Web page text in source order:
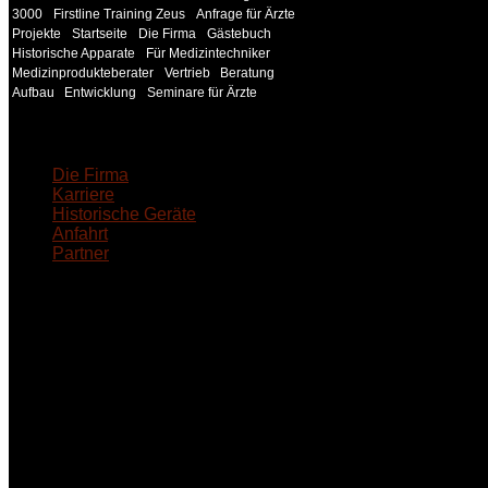
3000
Firstline Training Zeus
Anfrage für Ärzte
Projekte
Startseite Die Firma
Gästebuch
Historische Apparate
Für Medizintechniker
Medizinprodukteberater
Vertrieb
Beratung
Aufbau
Entwicklung Seminare für Ärzte
Die Firma
Karriere
Historische Geräte
Anfahrt
Partner